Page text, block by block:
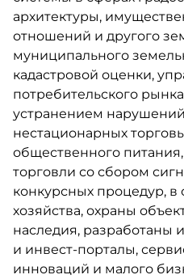
архитектуры,
отношений и другого
муниципального
кадастровой оценки,
потребительского
устранением
нестационарных
общественного
торговли со сбором
конкурсных процедур, в
хозяйства, охраны
наследия, разработаны
и инвест-порталы,
инноваций и малого